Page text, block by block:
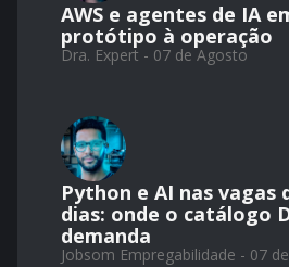
AWS e agentes de IA
protótipo à operação
Dra. Expert - 07 de Agosto
Python e AI nas vagas
dias: onde o catálogo
demanda
Jobsom Empregabilidade - 07